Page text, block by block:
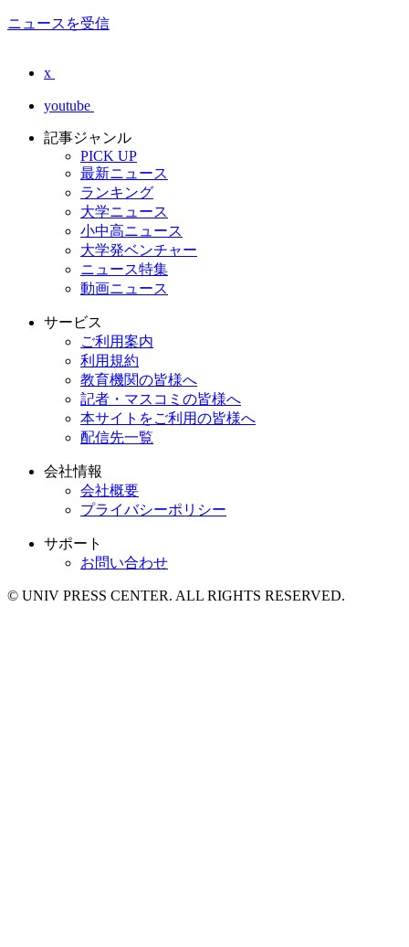
ニュースを受信
x
youtube
記事ジャンル
PICK UP
最新ニュース
ランキング
大学ニュース
小中高ニュース
大学発ベンチャー
ニュース特集
動画ニュース
サービス
ご利用案内
利用規約
教育機関の皆様へ
記者・マスコミの皆様へ
本サイトをご利用の皆様へ
配信先一覧
会社情報
会社概要
プライバシーポリシー
サポート
お問い合わせ
© UNIV PRESS CENTER. ALL RIGHTS RESERVED.